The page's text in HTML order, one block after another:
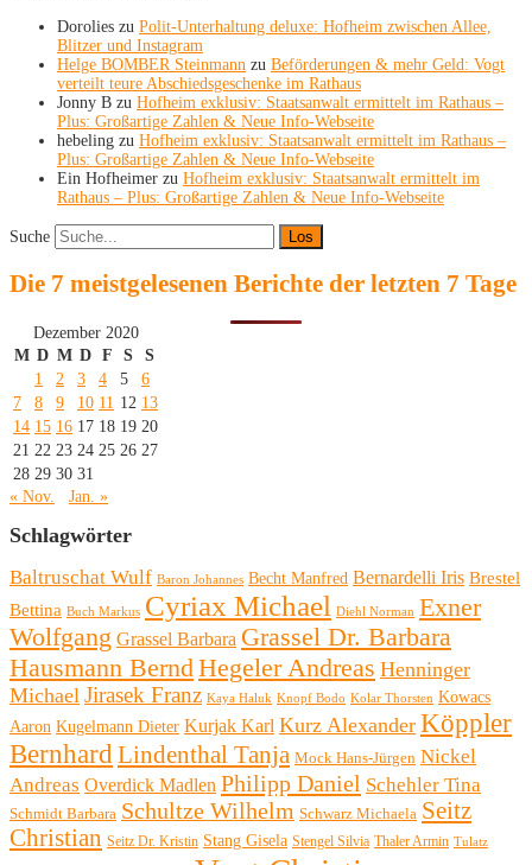
Dorolies zu Polit-Unterhaltung deluxe: Hofheim zwischen Allee,
Blitzer und Instagram
Helge BOMBER Steinmann zu Beförderungen & mehr Geld: Vogt
verteilt teure Abschiedsgeschenke im Rathaus
Jonny B zu Hofheim exklusiv: Staatsanwalt ermittelt im Rathaus –
Plus: Großartige Zahlen & Neue Info-Webseite
hebeling zu Hofheim exklusiv: Staatsanwalt ermittelt im Rathaus –
Plus: Großartige Zahlen & Neue Info-Webseite
Ein Hofheimer zu Hofheim exklusiv: Staatsanwalt ermittelt im
Rathaus – Plus: Großartige Zahlen & Neue Info-Webseite
Suche
Die 7 meistgelesenen Berichte der letzten 7 Tage
Dezember 2020
M D M D F S
S
1
2 3 4 5
6
7
8 9 10 11 12 13
14 15 16 17 18 19 20
21 22 23 24 25 26 27
28 29 30 31
« Nov.
Jan. »
Schlagwörter
Baltruschat Wulf Baron Johannes Becht Manfred Bernardelli Iris Brestel
Bettina Buch Markus Cyriax Michael Diehl Norman Exner
Wolfgang Grassel Barbara Grassel Dr. Barbara
Hausmann BerndHegeler Andreas Henninger
Michael Jirasek Franz Kaya Haluk Knopf Bodo Kolar Thorsten Kowacs
Aaron Kugelmann Dieter Kurjak Karl Kurz Alexander Köppler
BernhardLindenthal Tanja Mock Hans-Jürgen Nickel
Andreas Overdick Madlen Philipp Daniel Schehler Tina
Schmidt Barbara Schultze Wilhelm Schwarz Michaela Seitz
Christian Seitz Dr. Kristin Stang Gisela Stengel Silvia Thaler Armin Tulatz